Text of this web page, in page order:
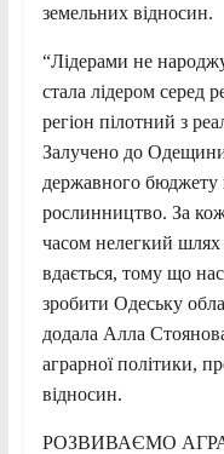
земельних відносин.
“Лідерами не
стала лідером серед
регіон пілотний з
Залучено до
державного бюджету
рослинництво. За
часом нелегкий шлях
вдається, тому що
зробити Одеську
додала Алла
аграрної політики,
відносин.
РОЗВИВАЄМО